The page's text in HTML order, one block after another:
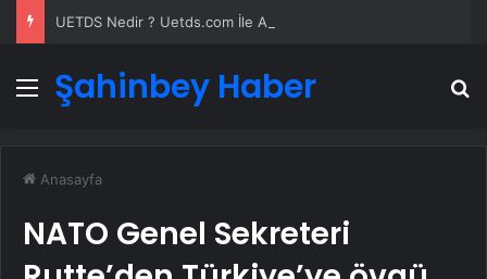
Menü
Şahinbey Haber
Anasayfa
NATO Genel Sekreteri